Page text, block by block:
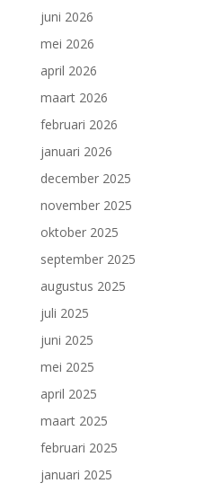
juni 2026
mei 2026
april 2026
maart 2026
februari 2026
januari 2026
december 2025
november 2025
oktober 2025
september 2025
augustus 2025
juli 2025
juni 2025
mei 2025
april 2025
maart 2025
februari 2025
januari 2025